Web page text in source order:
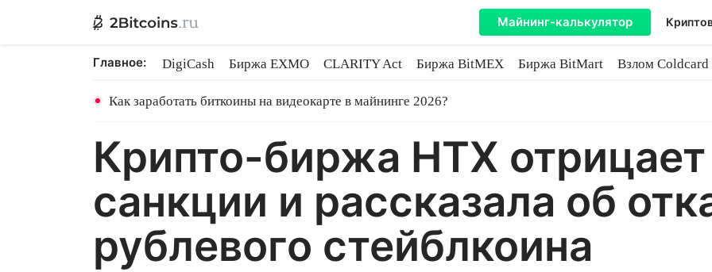
Майнинг-калькулятор
Главное: DigiCash Биржа EXMO CLARITY Act Биржа BitMEX Биржа BitMart
Взлом Coldcard
Как заработать биткоины на видеокарте в майнинге 2026?
Крипто-биржа HTX
санкции и рассказала об
рублевого стейблкоина